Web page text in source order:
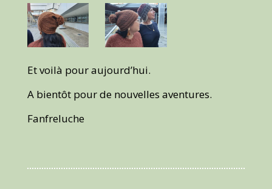
Et voilà pour aujourd’hui.
A bientôt pour de nouvelles aventures.
Fanfreluche